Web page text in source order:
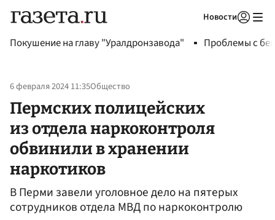
Новости
Покушение на главу "Уралдронзавода" Проблемы с
6 февраля 2024 11:35Общество
Пермских полицейских
из отдела наркоконтроля
обвинили в хранении
наркотиков
В Перми завели уголовное дело на пятерых
сотрудников отдела МВД по наркоконтролю